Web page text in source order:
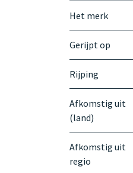
Het merk
Gerijpt op
Rijping
Afkomstig uit
(land)
Afkomstig uit
regio